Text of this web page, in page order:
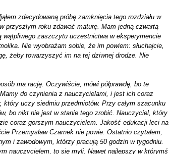
zdecydowaną próbę zamknięcia tego rozdziału w
przyszłym roku zdawać maturę. Mam jedną czwartą
wątpliwego zaszczytu uczestnictwa w eksperymencie
Nie wyobrażam sobie, że im powiem: słuchajcie,
żeby towarzyszyć im na tej dziwnej drodze. Nie
ma rację. Oczywiście, mówi półprawdę, bo te
do czynienia z nauczycielami, i jest ich coraz
uczy siedmiu przedmiotów. Przy całym szacunku
bo nikt nie jest w stanie tego zrobić. Nauczyciel, który
coraz gorszym nauczycielem. Jakość edukacji leci na
Przemysław Czarnek nie powie. Ostatnio czytałem,
i zawodowym, którzy pracują 50 godzin w tygodniu.
nauczycielem, to się myli. Nawet najlepszy w którymś